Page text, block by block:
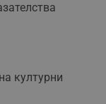
културни